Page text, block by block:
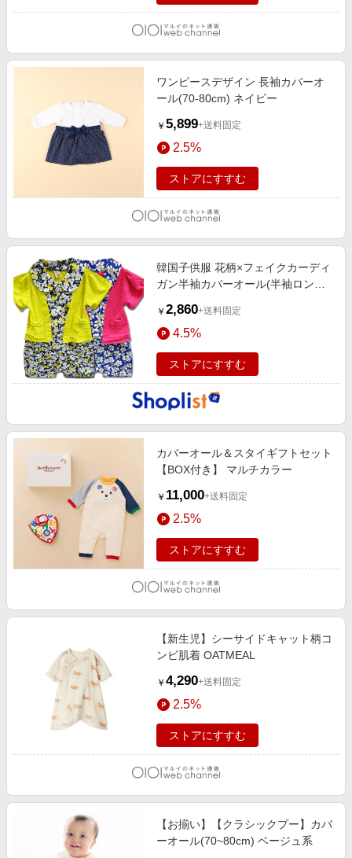
ワンピースデザイン 長袖カバーオ
ール(70-80cm) ネイビー
￥ 5,899+送料固定
2.5%
ストアにすすむ
韓国子供服 花柄×フェイクカーディ
ガン半袖カバーオール(半袖ロンパ
￥ 2,860+送料固定
4.5%
ストアにすすむ
カバーオール＆スタイギフトセット
【BOX付き】 マルチカラー
￥ 11,000+送料固定
2.5%
ストアにすすむ
【新生児】シーサイドキャット柄コ
ンビ肌着 OATMEAL
￥ 4,290+送料固定
2.5%
ストアにすすむ
【お揃い】【クラシックプー】カバ
ーオール(70~80cm) ベージュ系